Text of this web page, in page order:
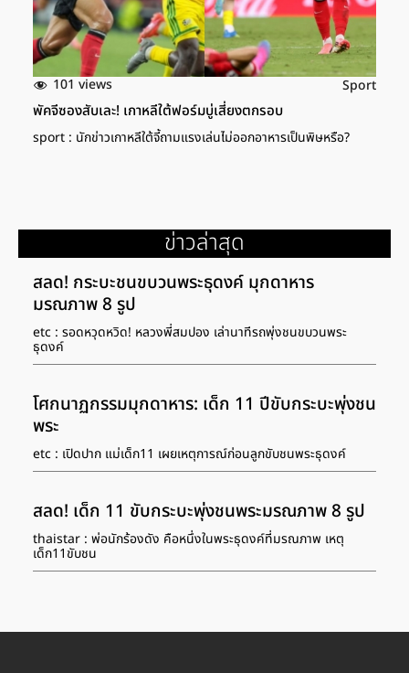
101 views Sport
พัคจีซองสับเละ! เกาหลีใต้ฟอร์มบู่เสี่ยงตกรอบ
sport : นักข่าวเกาหลีใต้จี้ถามแรงเล่นไม่ออกอาหารเป็นพิษหรือ?
ข่าวล่าสุด
สลด! กระบะชนขบวนพระธุดงค์ มุกดาหาร
มรณภาพ 8 รูป
etc : รอดหวุดหวิด! หลวงพี่สมปอง เล่านาทีรถพุ่งชนขบวนพระ
ธุดงค์
โศกนาฏกรรมมุกดาหาร: เด็ก 11 ปีขับกระบะพุ่งชน
พระ
etc : เปิดปาก แม่เด็ก11 เผยเหตุการณ์ก่อนลูกขับชนพระธุดงค์
สลด! เด็ก 11 ขับกระบะพุ่งชนพระมรณภาพ 8 รูป
thaistar : พ่อนักร้องดัง คือหนึ่งในพระธุดงค์ที่มรณภาพ เหตุ
เด็ก11ขับชน